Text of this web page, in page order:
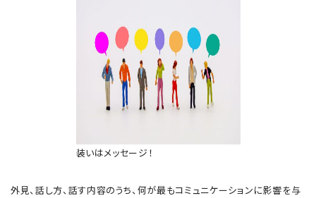
装いはメッセージ！
外見、話し方、話す内容のうち、何が最もコミュニケーションに影響を与